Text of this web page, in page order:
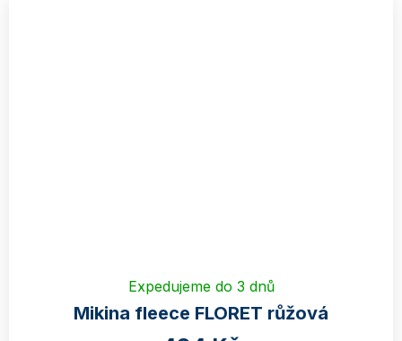
Expedujeme do 3 dnů
Mikina fleece FLORET růžová